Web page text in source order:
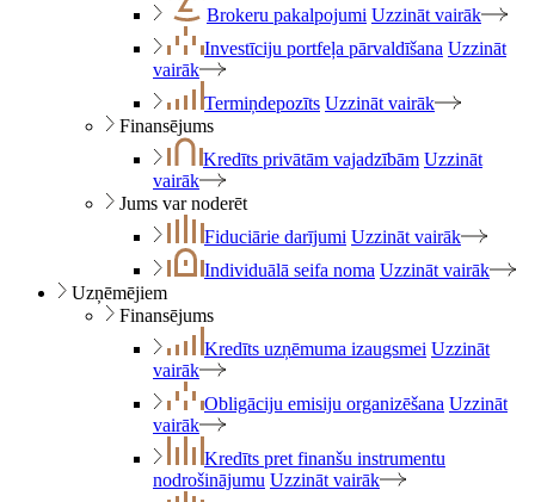
Brokeru pakalpojumi Uzzināt vairāk
Investīciju portfeļa pārvaldīšana Uzzināt
vairāk
Termiņdepozīts Uzzināt vairāk
Finansējums
Kredīts privātām vajadzībām Uzzināt
vairāk
Jums var noderēt
Fiduciārie darījumi Uzzināt vairāk
Individuālā seifa noma Uzzināt vairāk
Uzņēmējiem
Finansējums
Kredīts uzņēmuma izaugsmei Uzzināt
vairāk
Obligāciju emisiju organizēšana Uzzināt
vairāk
Kredīts pret finanšu instrumentu
nodrošinājumu Uzzināt vairāk